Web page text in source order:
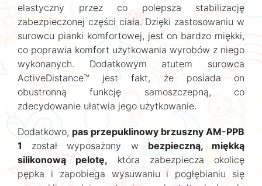
elastyczny przez co polepsza stabilizację
zabezpieczonej części ciała. Dzięki zastosowaniu w
surowcu pianki komfortowej, jest on bardzo miękki,
co poprawia komfort użytkowania wyrobów z niego
wykonanych. Dodatkowym atutem surowca
ActiveDistance™ jest fakt, że posiada on
obustronną funkcję samoszczepną, co
zdecydowanie ułatwia jego użytkowanie.
Dodatkowo, pas przepuklinowy brzuszny AM-PPB
1 został wyposażony w bezpieczną, miękką
silikonową pelotę, która zabezpiecza okolicę
pępka i zapobiega wysuwaniu i pogłębianiu się